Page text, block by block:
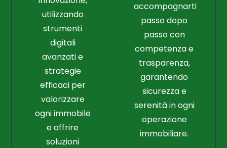
utilizzando
strumenti
digitali
avanzati e
strategie
efficaci per
valorizzare
ogni immobile
e offrire
soluzioni
accompagnarti
passo dopo
passo con
competenza e
trasparenza,
garantendo
sicurezza e
serenità in ogni
operazione
immobiliare.